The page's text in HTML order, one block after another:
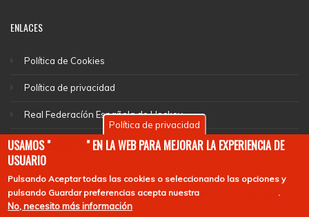
ENLACES
Política de Cookies
Política de privacidad
Real Federacíón Española de Hockey
EuroHockey
Política de privacidad
USAMOS "COOKIES " EN LA WEB PARA MEJORAR LA EXPERIENCIA DE
USUARIO
PulsandoAceptar todas las cookies o seleccionando las opciones y
pulsando Guardar preferencias acepta nuestra .
No, necesito más información